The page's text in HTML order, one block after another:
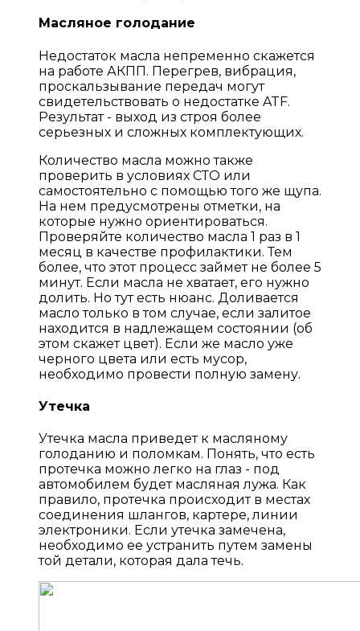
Масляное голодание
Недостаток масла непременно скажется
на работе АКПП. Перегрев, вибрация,
проскальзывание передач могут
свидетельствовать о недостатке ATF.
Результат - выход из строя более
серьезных и сложных комплектующих.
Количество масла можно также
проверить в условиях СТО или
самостоятельно с помощью того же щупа.
На нем предусмотрены отметки, на
которые нужно ориентироваться.
Проверяйте количество масла 1 раз в 1
месяц в качестве профилактики. Тем
более, что этот процесс займет не более 5
минут. Если масла не хватает, его нужно
долить. Но тут есть нюанс. Доливается
масло только в том случае, если залитое
находится в надлежащем состоянии (об
этом скажет цвет). Если же масло уже
черного цвета или есть мусор,
необходимо провести полную замену.
Утечка
Утечка масла приведет к масляному
голоданию и поломкам. Понять, что есть
протечка можно легко на глаз - под
автомобилем будет масляная лужа. Как
правило, протечка происходит в местах
соединения шлангов, картере, линии
электроники. Если утечка замечена,
необходимо ее устранить путем замены
той детали, которая дала течь.